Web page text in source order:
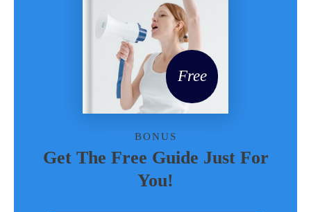
BONUS
Get The Free Guide Just For
You!
Free